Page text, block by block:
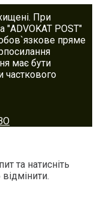
При
"ADVOKAT POST"
пряме
має бути
часткового
та натисніть